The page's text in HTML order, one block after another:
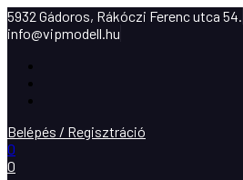
5932 Gádoros, Rákóczi Ferenc utca 54.
info@vipmodell.hu
Belépés / Regisztráció
0
0